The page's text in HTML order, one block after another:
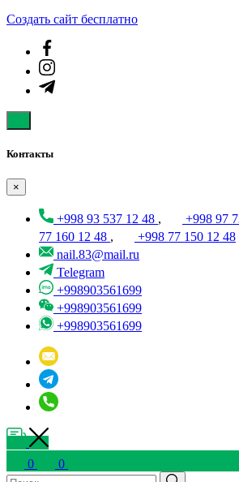
Создать cайт бесплатно
Контакты
×
+998 93 537 12 48 , +998 97
77 160 12 48 ,
+998 77 150 12 48
nail.83@mail.ru
Telegram
+998903561699
+998903561699
+998903561699
0 0